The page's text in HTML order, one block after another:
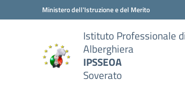
Vai ai contenuti
Vai al menu di navigazioneMinistero dell'Istruzione e del Merito
Istituto Professionale
Alberghiera
IPSSEOA
Soverato